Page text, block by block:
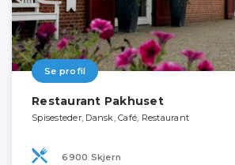
Se profil
Restaurant Pakhuset
Spisesteder, Dansk, Café, Restaurant
6900 Skjern